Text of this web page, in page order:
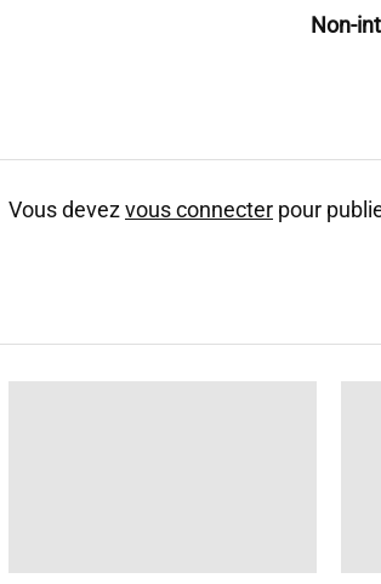
Non-
Vous devezvous connecter pour